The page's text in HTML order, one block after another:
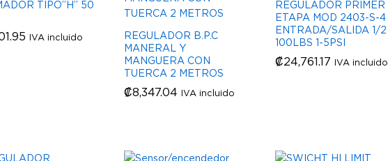
TIPO”H” 50
IVA incluido
REGULADOR B.P.C
MANERAL Y
MANGUERA CON
TUERCA 2 METROS
₡8,347.04 IVA incluido
₡8,347.04
REGULADOR PRIMER
ETAPA MOD 2403-S-4
ENTRADA/SALIDA 1/2
100LBS 1-5PSI
₡24,761.17 IVA incluido
₡24,761.17